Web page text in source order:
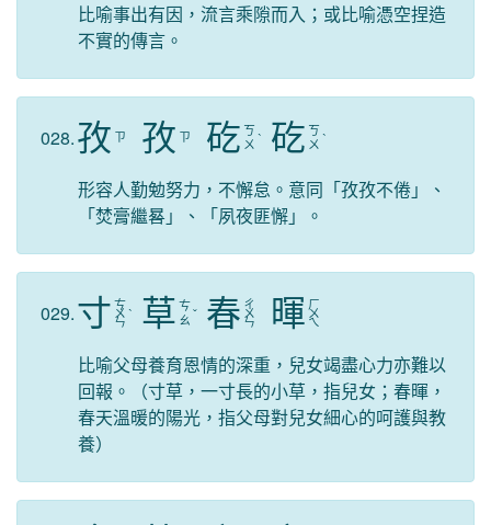
比喻事出有因，流言乘隙而入；或比喻憑空捏造
不實的傳言。
028.孜 ㄗ 孜 ㄗ 矻 ㄎ
ㄨ ˋ 矻 ㄎ
ㄨ ˋ
形容人勤勉努力，不懈怠。意同「孜孜不倦」、
「焚膏繼晷」、「夙夜匪懈」。
029.寸 ㄘ
ㄨ
ㄣ
ˋ 草 ㄘ
ㄠ ˇ 春 ㄔ
ㄨ
ㄣ 暉 ㄏ
ㄨ
ㄟ
比喻父母養育恩情的深重，兒女竭盡心力亦難以
回報。（寸草，一寸長的小草，指兒女；春暉，
春天溫暖的陽光，指父母對兒女細心的呵護與教
養）